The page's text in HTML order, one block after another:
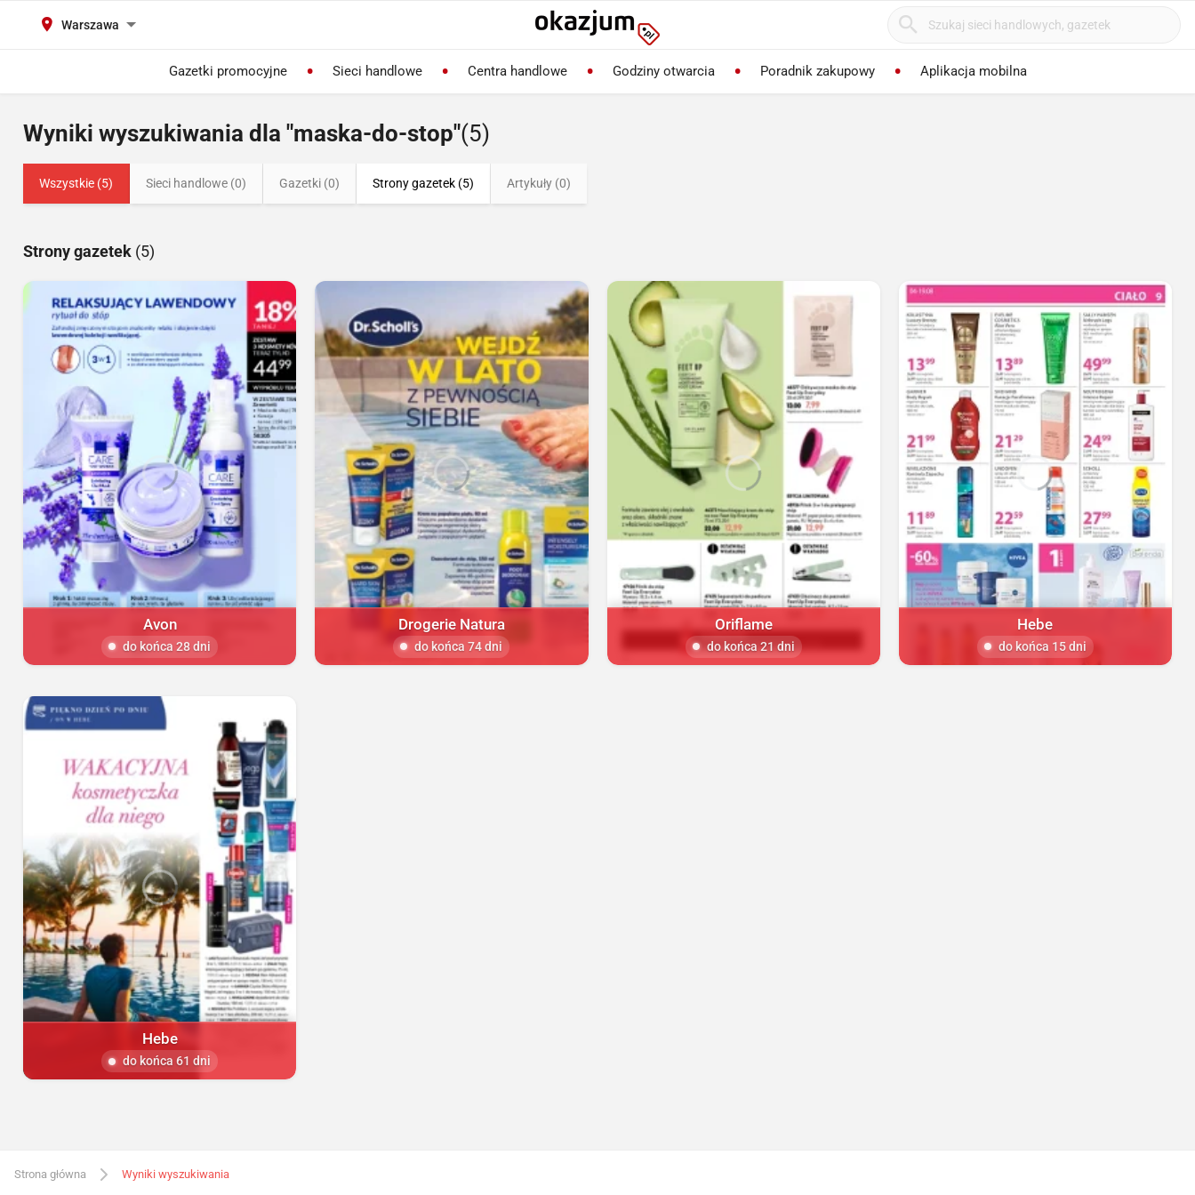
Warszawa
Gazetki promocyjne Sieci handlowe Centra handlowe Godziny otwarcia Poradnik zakupowy Aplikacja mobilna
Wyniki wyszukiwania dla "maska-do-stop"(5)
Wszystkie (5) Sieci handlowe (0) Gazetki (0) Strony gazetek (5) Artykuły (0)
Strony gazetek (5)
Avon
do końca 28 dni
Drogerie Natura
do końca 74 dni
Oriflame
do końca 21 dni
Hebe
do końca 15 dni
Hebe
do końca 61 dni
Strona główna Wyniki wyszukiwania